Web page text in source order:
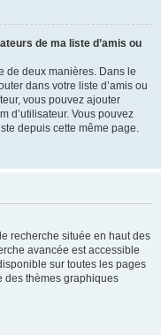
de ma liste d’amis ou
de deux manières. Dans le
dans votre liste d’amis ou
vous pouvez ajouter
d’utilisateur. Vous pouvez
depuis cette même page.
recherche située en haut des
avancée est accessible
sur toutes les pages
des thèmes graphiques